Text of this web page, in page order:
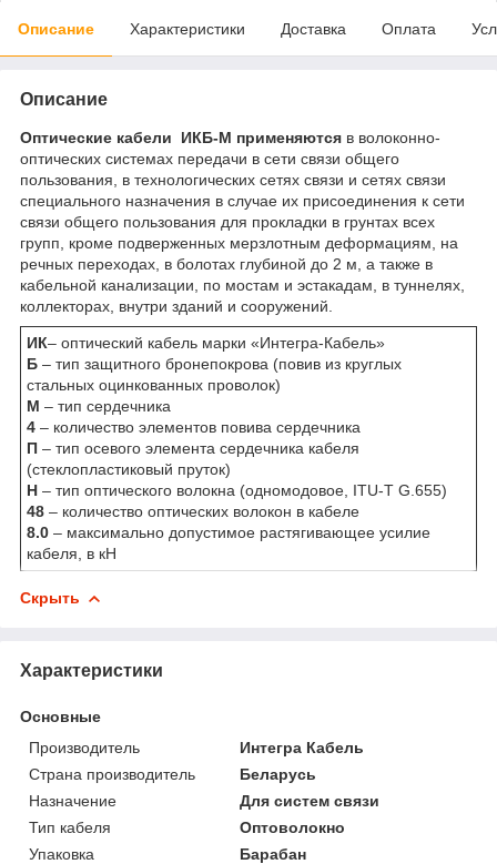
Описание Характеристики Доставка Оплата
Описание
Оптические кабели ИКБ-М применяются в волоконно-
оптических системах передачи в сети связи общего
пользования, в технологических сетях связи и сетях связи
специального назначения в случае их присоединения к сети
связи общего пользования для прокладки в грунтах всех
групп, кроме подверженных мерзлотным деформациям, на
речных переходах, в болотах глубиной до 2 м, а также в
кабельной канализации, по мостам и эстакадам, в туннелях,
коллекторах, внутри зданий и сооружений.
ИК– оптический кабель марки «Интегра-Кабель»
Б – тип защитного бронепокрова (повив из круглых
стальных оцинкованных проволок)
М – тип сердечника
4 – количество элементов повива сердечника
П – тип осевого элемента сердечника кабеля
(стеклопластиковый пруток)
Н – тип оптического волокна (одномодовое, ITU-T G.655)
48 – количество оптических волокон в кабеле
8.0 – максимально допустимое растягивающее усилие
кабеля, в кН
Скрыть
Характеристики
Основные
Производитель
Интегра Кабель
Страна производитель
Беларусь
Назначение
Для систем связи
Тип кабеля
Оптоволокно
Упаковка
Барабан